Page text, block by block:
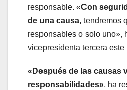
responsable. «Con
de una causa, tendremos
responsables o solo uno»,
vicepresidenta tercera este
«Después de las causas
responsabilidades», ha